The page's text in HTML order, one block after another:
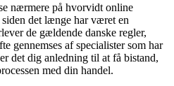
nærmere på hvorvidt online
det længe har været en
de gældende danske regler,
gennemses af specialister som har
det dig anledning til at få bistand,
med din handel.